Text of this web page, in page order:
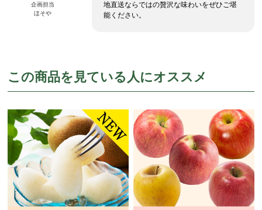
企画担当
ほそや
地直送ならではの贅沢な味わいをぜひご堪
能ください。
この商品を見ている人にオススメ